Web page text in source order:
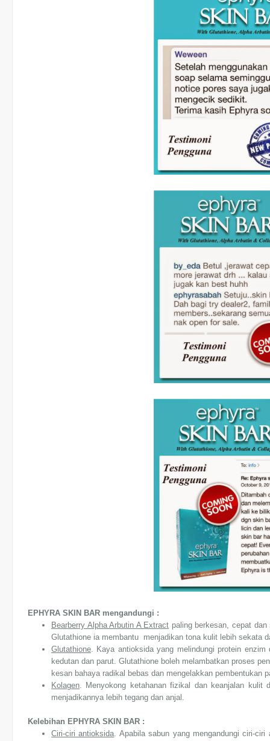
EPHYRA SKIN BAR mengandungi :
Bearberry Alpha Arbutin A Extract paling berkesan, cepat
Glutathione ia membantu menjadikan tona kulit lebih sekata
Glutathione. Kaya antioksida yang melindungi protein
kedutan dan parut. Glutathione boleh melambatkan proses
kesan bahaya radikal bebas dan mengelakkan pembentukan
Kolagen. Menyokong ketahanan fizikal dan keanjalan kulit
menjadikannya lebih tegang dan anjal.
Kelebihan EPHYRA SKIN BAR :
Ciri-ciri antioksida . Apabila sabun yang mengandungi ciri-